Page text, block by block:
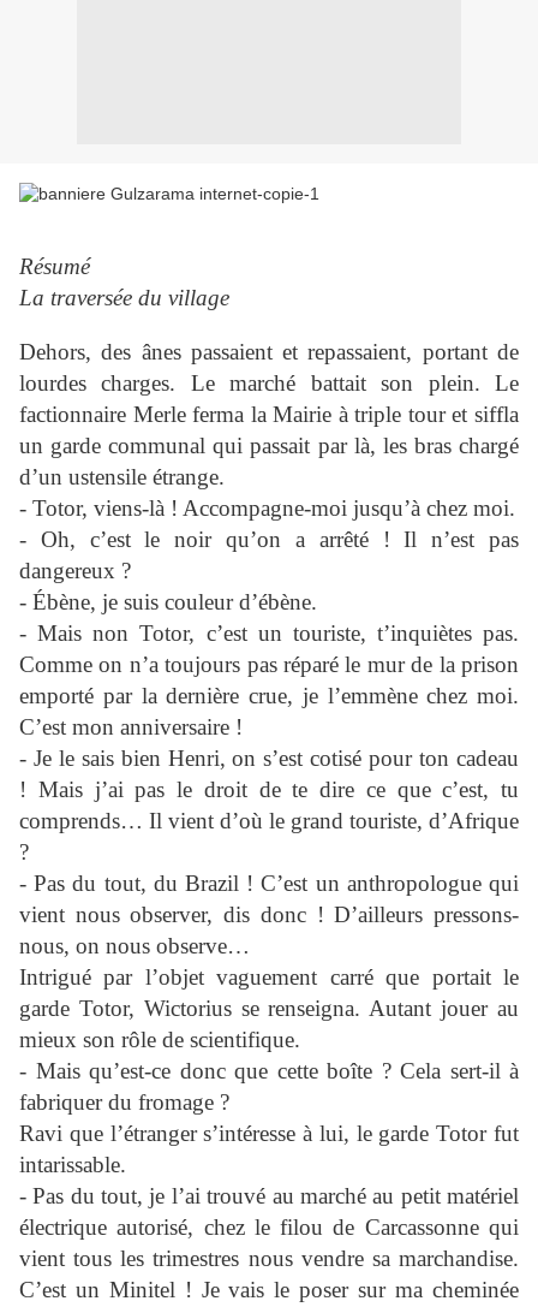
Résumé
La traversée du village
Dehors, des ânes passaient et repassaient, portant de
lourdes charges. Le marché battait son plein. Le
factionnaire Merle ferma la Mairie à triple tour et siffla
un garde communal qui passait par là, les bras chargé
d’un ustensile étrange.
- Totor, viens-là ! Accompagne-moi jusqu’à chez moi.
- Oh, c’est le noir qu’on a arrêté ! Il n’est pas
dangereux ?
- Ébène, je suis couleur d’ébène.
- Mais non Totor, c’est un touriste, t’inquiètes pas.
Comme on n’a toujours pas réparé le mur de la prison
emporté par la dernière crue, je l’emmène chez moi.
C’est mon anniversaire !
- Je le sais bien Henri, on s’est cotisé pour ton cadeau
! Mais j’ai pas le droit de te dire ce que c’est, tu
comprends… Il vient d’où le grand touriste, d’Afrique
?
- Pas du tout, du Brazil ! C’est un anthropologue qui
vient nous observer, dis donc ! D’ailleurs pressons-
nous, on nous observe…
Intrigué par l’objet vaguement carré que portait le
garde Totor, Wictorius se renseigna. Autant jouer au
mieux son rôle de scientifique.
- Mais qu’est-ce donc que cette boîte ? Cela sert-il à
fabriquer du fromage ?
Ravi que l’étranger s’intéresse à lui, le garde Totor fut
intarissable.
- Pas du tout, je l’ai trouvé au marché au petit matériel
électrique autorisé, chez le filou de Carcassonne qui
vient tous les trimestres nous vendre sa marchandise.
C’est un Minitel ! Je vais le poser sur ma cheminée